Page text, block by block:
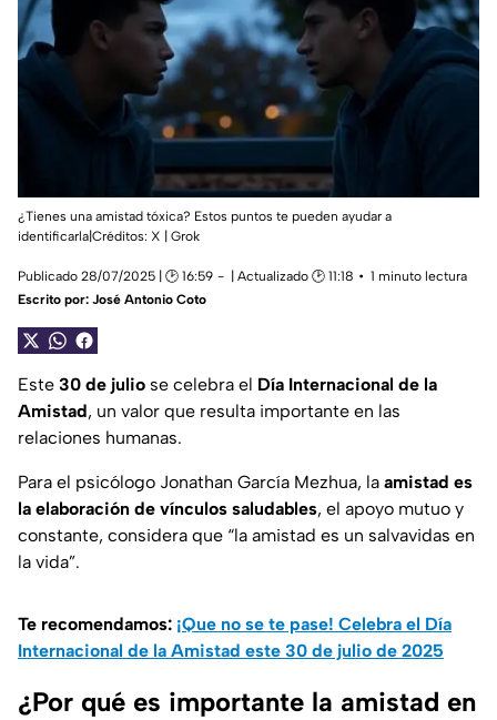
¿Tienes una amistad tóxica? Estos puntos te pueden ayudar a
identificarla|Créditos: X | Grok
Publicado 28/07/2025 | 🕑 16:59 | Actualizado 🕑 11:18
1 minuto lectura
Escrito por: José Antonio Coto
Este 30 de julio se celebra el Día Internacional de la
Amistad, un valor que resulta importante en las
relaciones humanas.
Para el psicólogo Jonathan García Mezhua, la amistad es
la elaboración de vínculos saludables, el apoyo mutuo y
constante, considera que “la amistad es un salvavidas en
la vida”.
Te recomendamos: ¡Que no se te pase! Celebra el Día
Internacional de la Amistad este 30 de julio de 2025
¿Por qué es importante la amistad en